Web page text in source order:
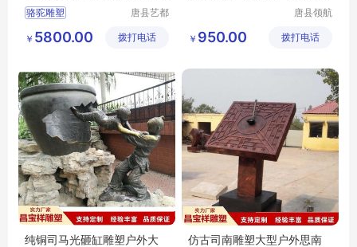
小品摆件
骆驼雕塑
唐县艺都
品制造有
￥ 5800.00 拨打电话
唐县领航
￥ 950.00 拨打电话
纯铜司马光砸缸雕塑户外大
仿古司南雕塑大型户外思南